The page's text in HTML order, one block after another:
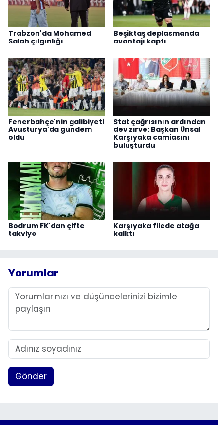
Trabzon'da Mohamed
Salah çılgınlığı
Beşiktaş deplasmanda
avantajı kaptı
Fenerbahçe'nin galibiyeti
Avusturya'da gündem
oldu
Stat çağrısının ardından
dev zirve: Başkan Ünsal
Karşıyaka camiasını
buluşturdu
Bodrum FK'dan çifte
takviye
Karşıyaka filede atağa
kalktı
Yorumlar
Gönder